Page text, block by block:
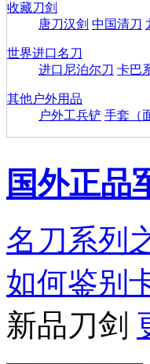
收藏刀剑
唐刀汉剑 中国清刀
世界进口名刀
进口尼泊尔刀 卡巴
其他户外用品
户外工兵铲 手套（
国外正品
名刀系列
如何鉴别
新品刀剑